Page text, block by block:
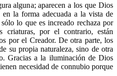
alguna; aparecen a los que Dios
la forma adecuada a la vista de
lo que es increado rechaza por
criaturas, por el contrario, están
por el Creador. De otra parte, los
su propia naturaleza, sino de otra
Gracias a la iluminación de Dios
necesidad de connubio porque